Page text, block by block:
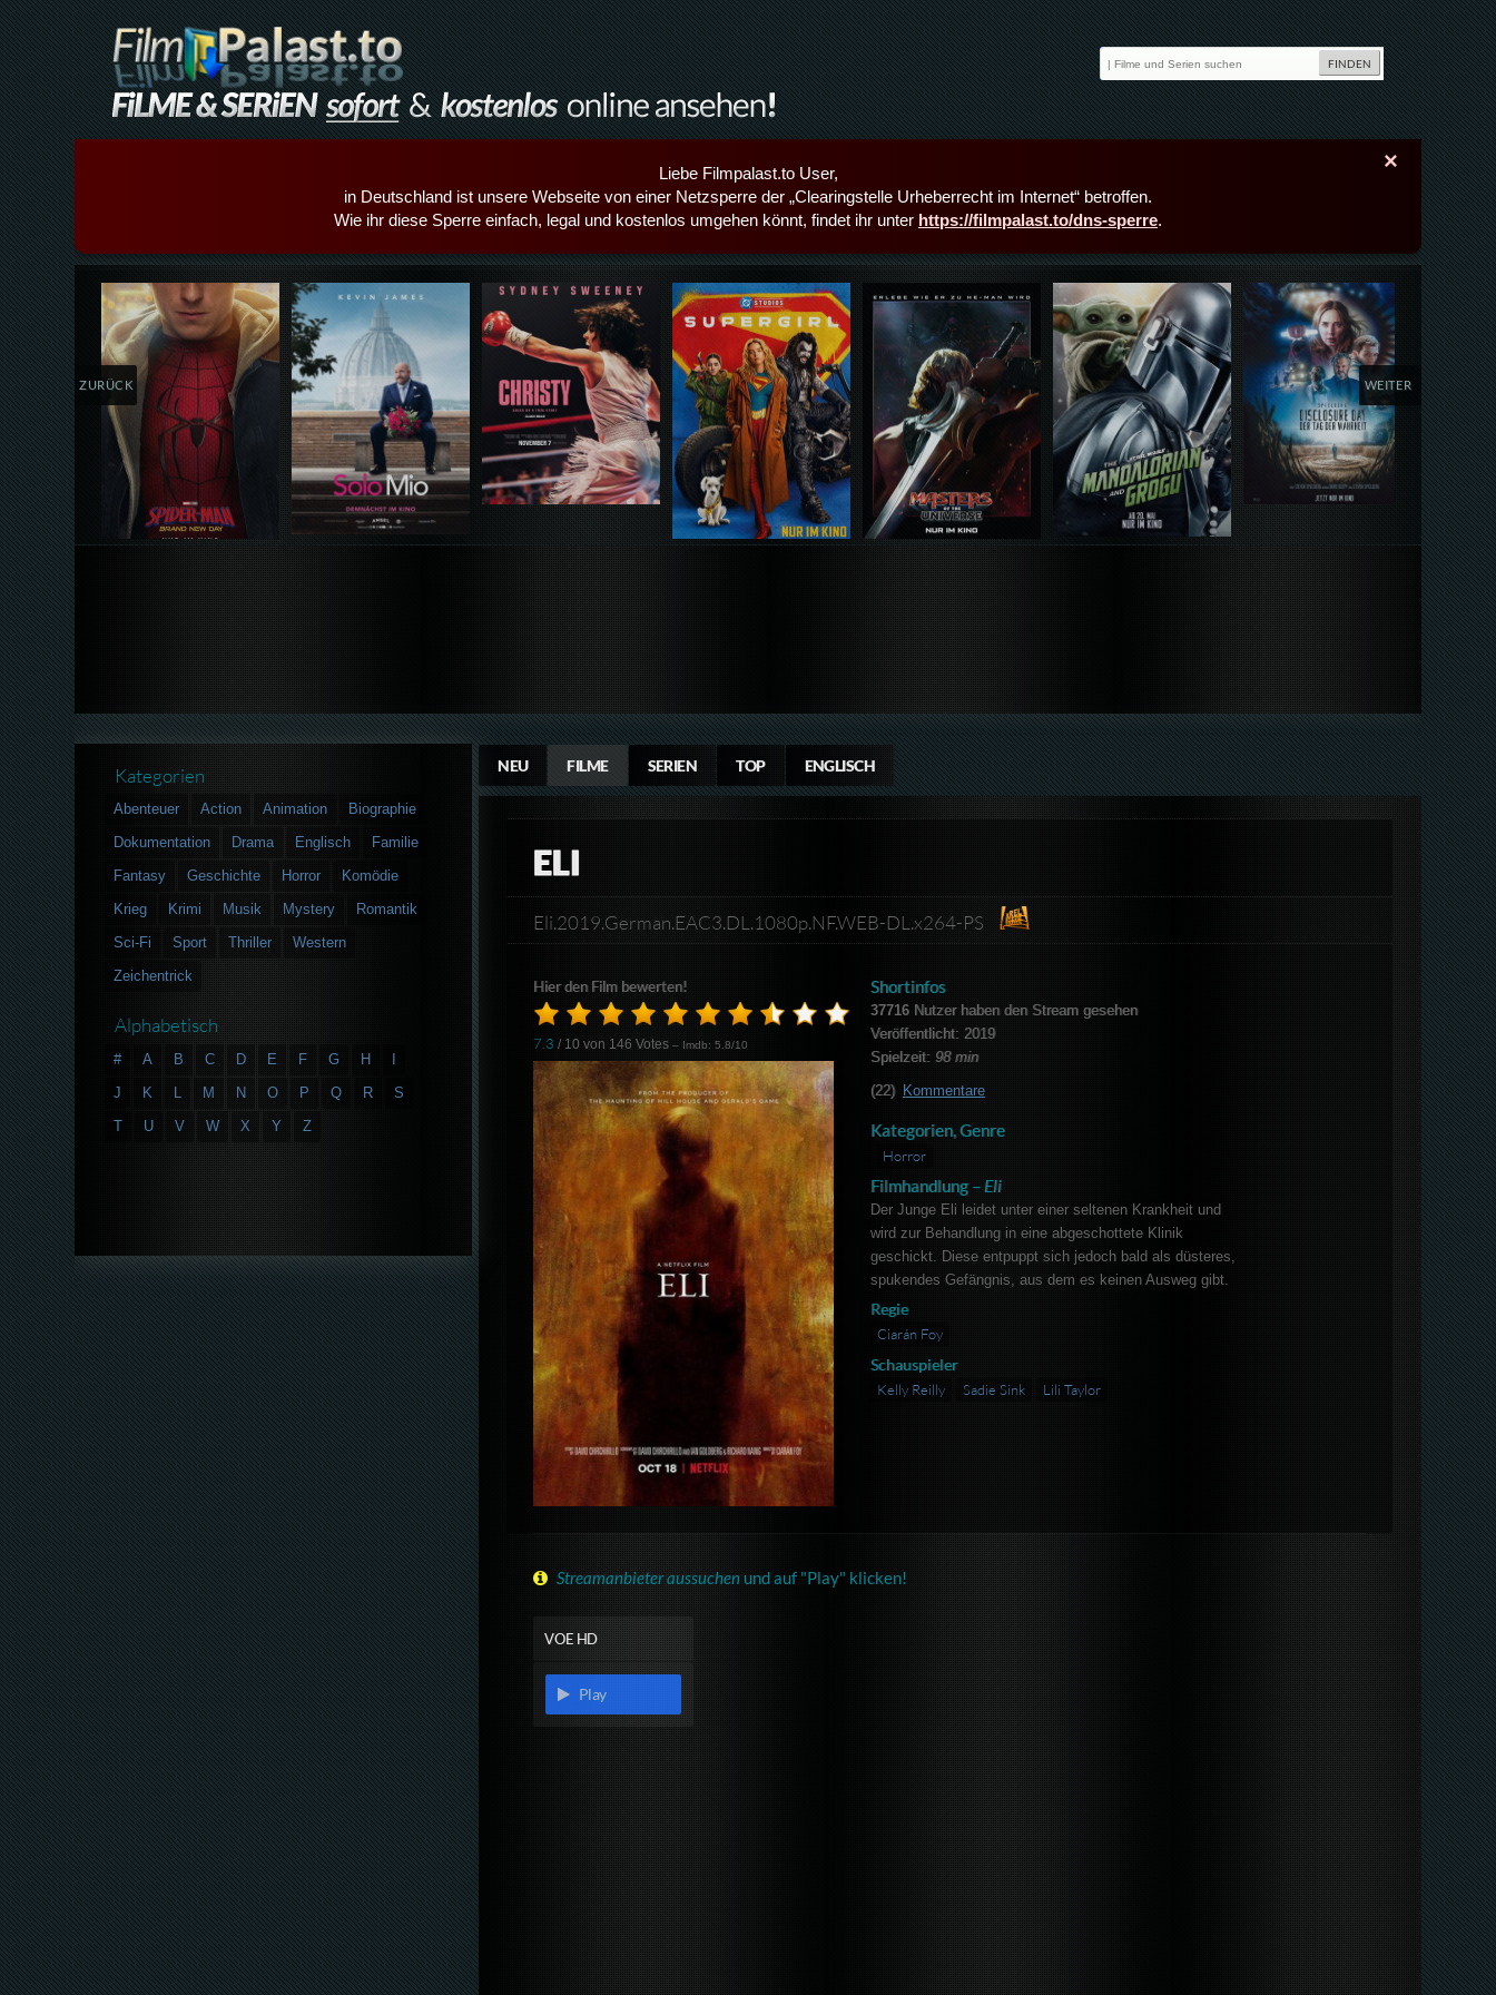
×
Liebe Filmpalast.to User,
in Deutschland ist unsere Webseite von einer Netzsperre der „Clearingstelle Urheberrecht im Internet“ betroffen.
Wie ihr diese Sperre einfach, legal und kostenlos umgehen könnt, findet ihr unter https://filmpalast.to/dns-sperre.
Details,Play Details,Play Details,Play Details,Play Details,Play Details,Play Details,Play
ZURÜCK WEITER
NEU FILME SERIEN TOP ENGLISCH
ELI
Eli.2019.German.EAC3.DL.1080p.NF.WEB-DL.x264-PS
Hier den Film bewerten!
7.3 / 10 von 146 Votes – Imdb: 5.8/10
Shortinfos
37716Nutzer haben den Stream gesehen
Veröffentlicht: 2019
Spielzeit: 98 min
(22) Kommentare
Kategorien, Genre
Horror
Filmhandlung – Eli
Der Junge Eli leidet unter einer seltenen Krankheit und
wird zur Behandlung in eine abgeschottete Klinik
geschickt. Diese entpuppt sich jedoch bald als düsteres,
spukendes Gefängnis, aus dem es keinen Ausweg gibt.
Regie
Ciarán Foy
Schauspieler
Kelly Reilly Sadie Sink Lili Taylor
Streamanbieter aussuchen und auf "Play" klicken!
VOE HD
Play
Kategorien
Abenteuer Action Animation
Biographie
Dokumentation
Drama Englisch
Familie
Fantasy
Geschichte Horror
Komödie
Krieg
Krimi Musik Mystery
Romantik
Sci-Fi
Sport Thriller
Western
Zeichentrick
Alphabetisch
# A B C D E F G H
J
K L M N O P Q R
S
T
U V W X Y Z